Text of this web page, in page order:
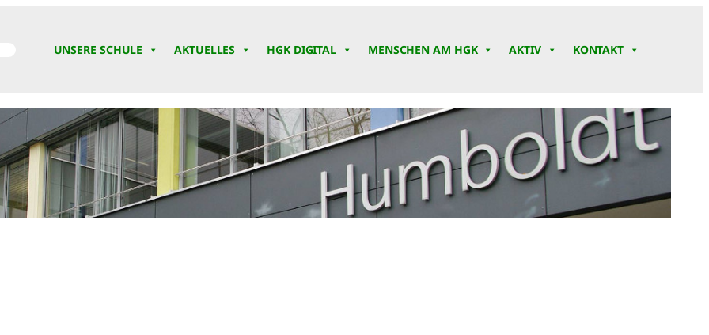
UNSERE SCHULE AKTUELLES HGK DIGITAL MENSCHEN AM HGK AKTIV KONTAKT